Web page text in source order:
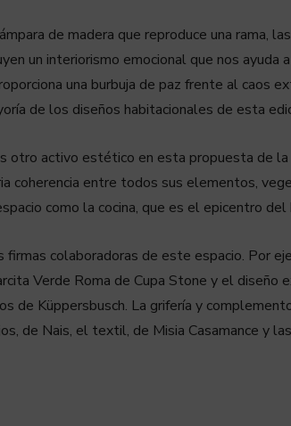
de madera que reproduce una rama,
un interiorismo emocional que nos ayuda
una burbuja de paz frente al caos
de los diseños habitacionales de esta
otro activo estético en esta propuesta de
coherencia entre todos sus elementos,
como la cocina, que es el epicentro del
colaboradoras de este espacio. Por
Verde Roma de Cupa Stone y el diseño
de Küppersbusch. La grifería y
de Nais, el textil, de Misia Casamance y